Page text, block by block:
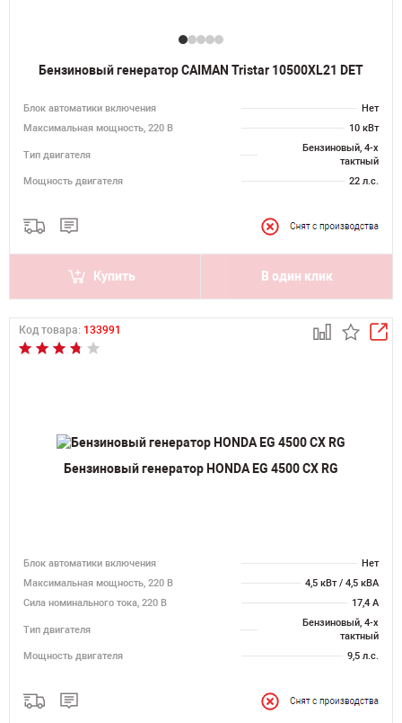
Бензиновый генератор CAIMAN Tristar 10500XL21 DET
Блок автоматики включения
Нет
Максимальная мощность, 220 В
10 кВт
Тип двигателя
Бензиновый, 4-х
тактный
Мощность двигателя
22 л.с.
Купить В один клик
Код товара: 133991
Бензиновый генератор HONDA EG 4500 CX RG
Блок автоматики включения
Нет
Максимальная мощность, 220 В
4,5 кВт / 4,5 кВА
Сила номинального тока, 220 В
17,4 А
Тип двигателя
Бензиновый, 4-х
тактный
Мощность двигателя
9,5 л.с.